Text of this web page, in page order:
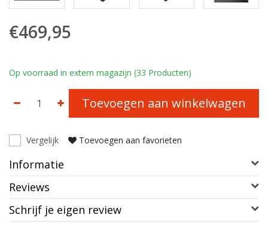
€469,95
Op voorraad in extern magazijn (33 Producten)
Toevoegen aan winkelwagen
Vergelijk Toevoegen aan favorieten
Informatie
Reviews
Schrijf je eigen review